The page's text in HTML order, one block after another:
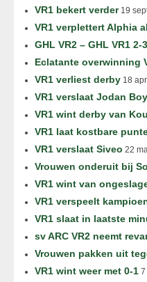
VR1 bekert verder19
VR1 verplettert Alphia
GHL VR2 – GHL VR1 2-3
Eclatante overwinning
VR1 verliest derby 18
VR1 verslaat Jodan
VR1 wint derby van
VR1 laat kostbare
VR1 verslaat Siveo 22
Vrouwen onderuit bij
VR1 wint van
VR1 verspeelt
VR1 slaat in laatste
sv ARC VR2 neemt
Vrouwen pakken uit
VR1 wint weer met 0-1 7